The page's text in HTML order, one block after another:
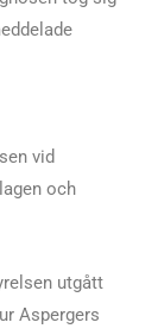
vid
och
utgått
Aspergers